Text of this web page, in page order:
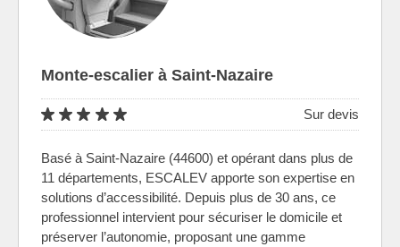
Monte-escalier à Saint-Nazaire
Sur devis
Basé à Saint-Nazaire (44600) et opérant dans plus de
11 départements, ESCALEV apporte son expertise en
solutions d’accessibilité. Depuis plus de 30 ans, ce
professionnel intervient pour sécuriser le domicile et
préserver l’autonomie, proposant une gamme